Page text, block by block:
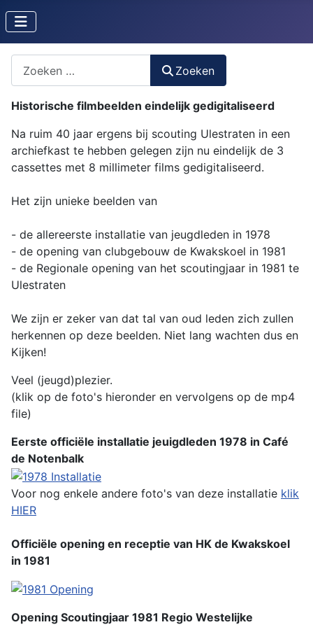
Zoeken
Historische filmbeelden eindelijk gedigitaliseerd
Na ruim 40 jaar ergens bij scouting Ulestraten in een
archiefkast te hebben gelegen zijn nu eindelijk de 3
cassettes met 8 millimeter films gedigitaliseerd.
Het zijn unieke beelden van
- de allereerste installatie van jeugdleden in 1978
- de opening van clubgebouw de Kwakskoel in 1981
- de Regionale opening van het scoutingjaar in 1981 te
Ulestraten
We zijn er zeker van dat tal van oud leden zich zullen
herkennen op deze beelden. Niet lang wachten dus en
Kijken!
Veel (jeugd)plezier.
(klik op de foto's hieronder en vervolgens op de mp4
file)
Eerste officiële installatie jeuigdleden 1978 in Café
de Notenbalk
Voor nog enkele andere foto's van deze installatie klik
HIER
Officiële opening en receptie van HK de Kwakskoel
in 1981
Opening Scoutingjaar 1981 Regio Westelijke